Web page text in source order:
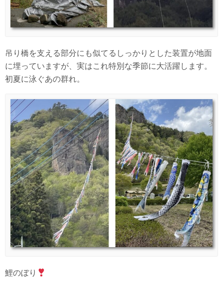
吊り橋を支える部分にも似てるしっかりとした装置が地面
に埋っていますが、実はこれ特別な季節に大活躍します。
初夏に泳ぐあの群れ。
鯉のぼり